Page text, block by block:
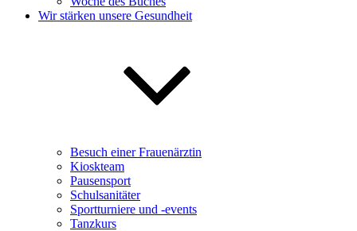
Wir stärken unsere Gesundheit
Besuch einer Frauenärztin
Kioskteam
Pausensport
Schulsanitäter
Sportturniere und -events
Tanzkurs